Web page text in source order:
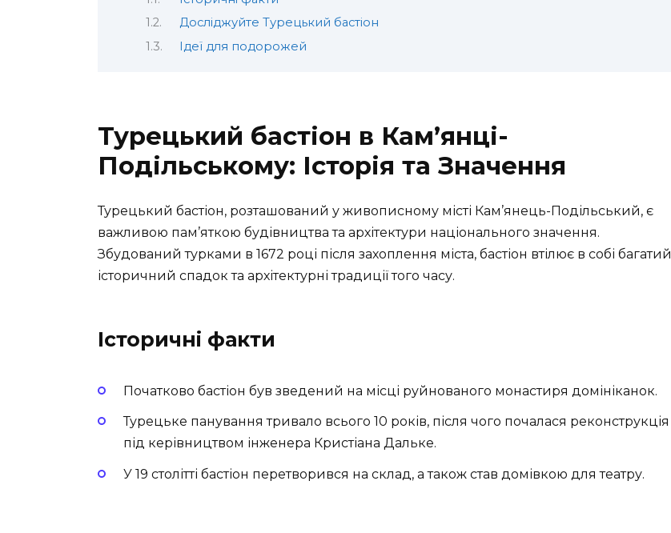
Досліджуйте Турецький бастіон
Ідеї для подорожей
Турецький бастіон в Кам’янці-
Подільському: Історія та Значення
Турецький бастіон, розташований у живописному місті Кам’янець-Подільський, є
важливою пам’яткою будівництва та архітектури національного значення.
Збудований турками в 1672 році після захоплення міста, бастіон втілює в собі багатий
історичний спадок та архітектурні традиції того часу.
Історичні факти
Початково бастіон був зведений на місці руйнованого монастиря домініканок.
Турецьке панування тривало всього 10 років, після чого почалася реконструкція
під керівництвом інженера Кристіана Дальке.
У 19 столітті бастіон перетворився на склад, а також став домівкою для театру.